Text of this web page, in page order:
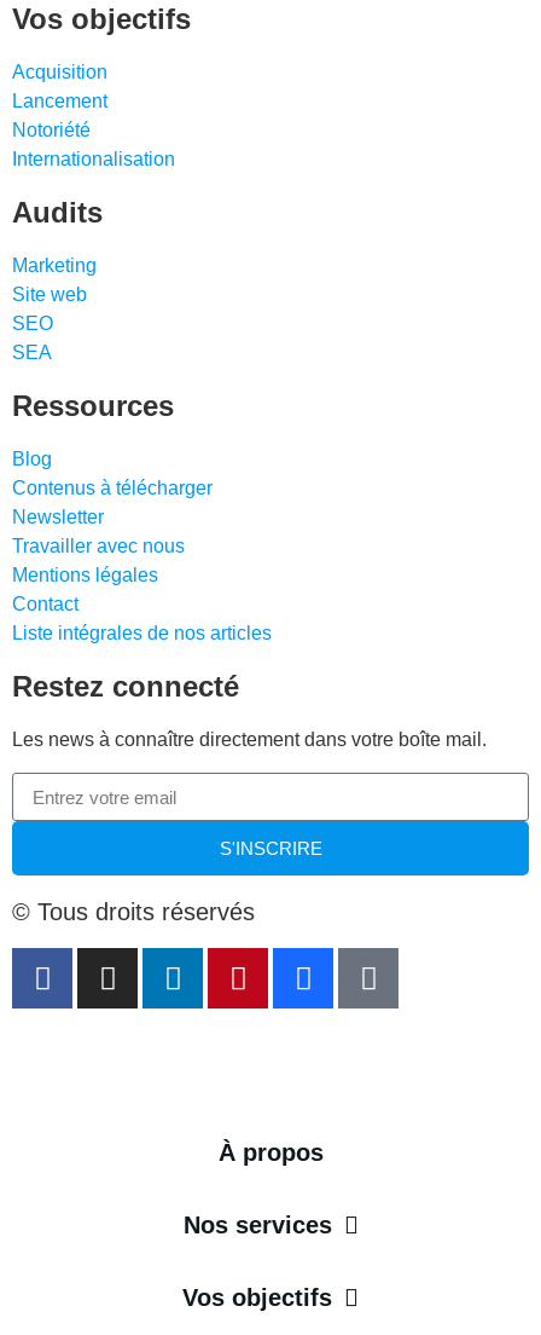
Vos objectifs
Acquisition
Lancement
Notoriété
Internationalisation
Audits
Marketing
Site web
SEO
SEA
Ressources
Blog
Contenus à télécharger
Newsletter
Travailler avec nous
Mentions légales
Contact
Liste intégrales de nos articles
Restez connecté
Les news à connaître directement dans votre boîte mail.
S'INSCRIRE
© Tous droits réservés
À propos
Nos services
Vos objectifs